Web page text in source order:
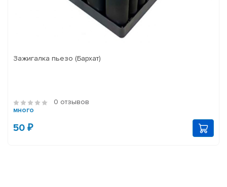
Зажигалка пьезо (Бархат)
0 отзывов
много
50 ₽